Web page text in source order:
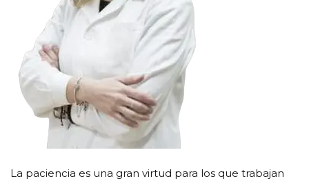
La paciencia es una gran virtud para los que trabajan